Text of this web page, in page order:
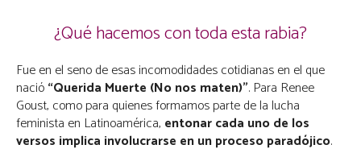
¿Qué hacemos con toda esta rabia?
Fue en el seno de esas incomodidades cotidianas en el que
nació“Querida Muerte (No nos maten)”. Para Renee
Goust, como para quienes formamos parte de la lucha
feminista en Latinoamérica, entonar cada uno de los
versos implica involucrarse en un proceso paradójico.